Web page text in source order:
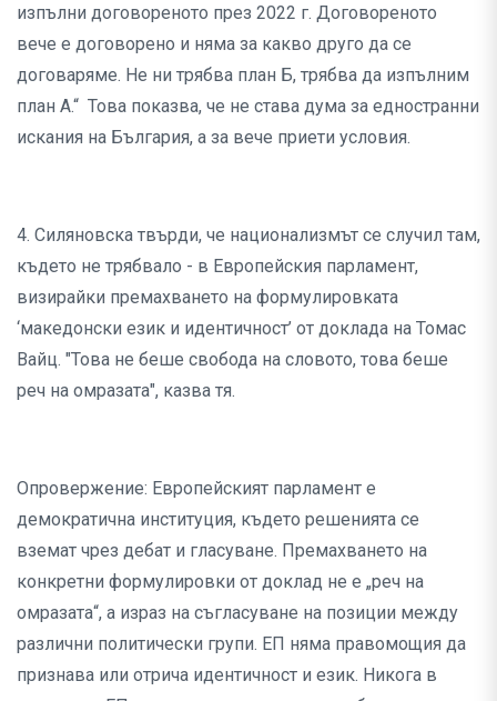
изпълни договореното през 2022 г. Договореното
вече е договорено и няма за какво друго да се
договаряме. Не ни трябва план Б, трябва да изпълним
план А.“ Това показва, че не става дума за едностранни
искания на България, а за вече приети условия.
4. Силяновска твърди, че национализмът се случил там,
където не трябвало - в Европейския парламент,
визирайки премахването на формулировката
‘македонски език и идентичност’ от доклада на Томас
Вайц. "Това не беше свобода на словото, това беше
реч на омразата", казва тя.
Опровержение: Европейският парламент е
демократична институция, където решенията се
вземат чрез дебат и гласуване. Премахването на
конкретни формулировки от доклад не е „реч на
омразата“, а израз на съгласуване на позиции между
различни политически групи. ЕП няма правомощия да
признава или отрича идентичност и език. Никога в